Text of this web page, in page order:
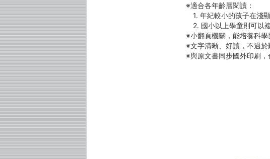
※適合各年齡層閱讀：
1. 年紀較小的孩子在淺
2. 國小以上學童則可以
※小翻頁機關，能培養科學
※文字清晰、好讀，不過於
※與原文書同步國外印刷，